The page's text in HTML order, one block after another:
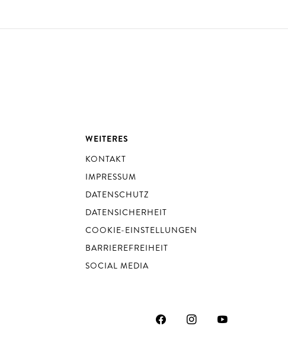
WEITERES
KONTAKT
IMPRESSUM
DATENSCHUTZ
DATENSICHERHEIT
COOKIE-EINSTELLUNGEN
BARRIEREFREIHEIT
SOCIAL MEDIA